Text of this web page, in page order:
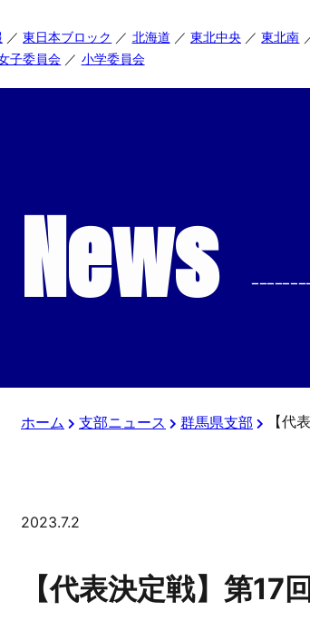
東日本ブロック 北海道 東北中央 東北南
子委員会 小学委員会
News
ホーム 支部ニュース 群馬県支部
2023.7.2
【代表決定戦】第